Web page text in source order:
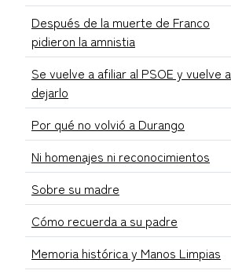
Después de la muerte de Franco
pidieron la amnistia
Se vuelve a afiliar al PSOE y vuelve a
dejarlo
Por qué no volvió a Durango
Ni homenajes ni reconocimientos
Sobre su madre
Cómo recuerda a su padre
Memoria histórica y Manos Limpias